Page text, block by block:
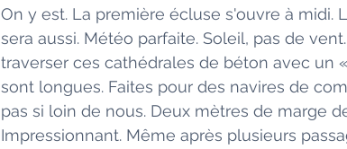
On y est. La première écluse s'ouvre à midi.
sera aussi. Météo parfaite. Soleil, pas de
traverser ces cathédrales de béton avec un
sont longues. Faites pour des navires de
pas si loin de nous. Deux mètres de marge
Impressionnant. Même après plusieurs